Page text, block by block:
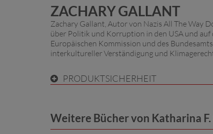
ZACHARY GALLANT
Zachary Gallant, Autor von Nazis All The Way
über Politik und Korruption in den USA und
Europäischen Kommission und des
interkultureller Verständigung und
PRODUKTSICHERHEIT
Weitere Bücher von Katharina